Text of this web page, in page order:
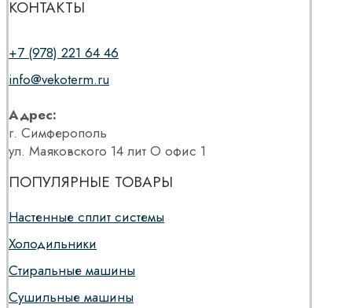
КОНТАКТЫ
+7 (978) 221 64 46
info@vekoterm.ru
Адрес:
г. Симферополь
ул. Маяковского 14 лит О офис 1
ПОПУЛЯРНЫЕ ТОВАРЫ
Настенные сплит системы
Холодильники
Стиральные машины
Сушильные машины